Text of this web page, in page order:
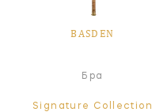
BASDEN
Бра
Signature Collection